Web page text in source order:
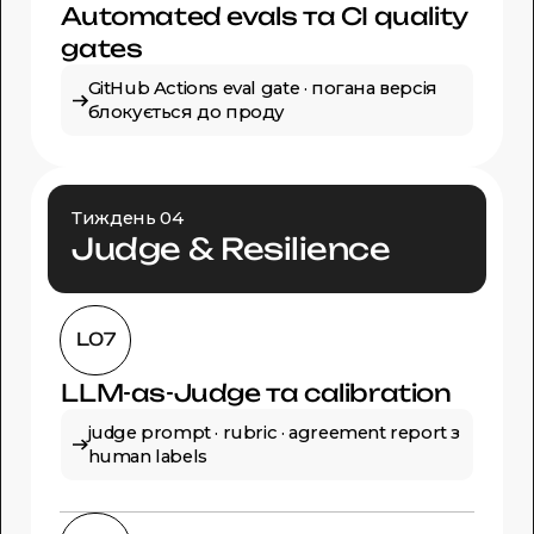
Automated evals та CI quality
gates
GitHub Actions eval gate · погана версія
блокується до проду
Тиждень 04
Judge & Resilience
L07
LLM-as-Judge та calibration
judge prompt · rubric · agreement report з
human labels